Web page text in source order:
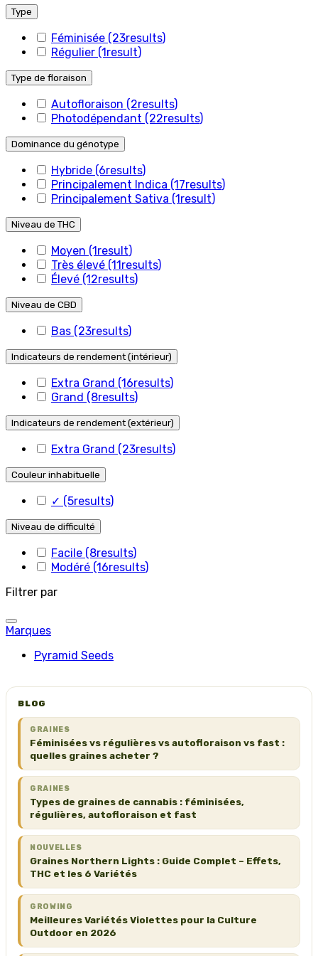
Type
Féminisée (23results)
Régulier (1 result)
Type de floraison
Autofloraison (2results)
Photodépendant (22results)
Dominance du génotype
Hybride (6results)
Principalement Indica (17results)
Principalement Sativa (1 result)
Niveau de THC
Moyen (1 result)
Très élevé (11 results)
Élevé (12results)
Niveau de CBD
Bas (23results)
Indicateurs de rendement (intérieur)
Extra Grand (16results)
Grand (8results)
Indicateurs de rendement (extérieur)
Extra Grand (23results)
Couleur inhabituelle
✓ (5results)
Niveau de difficulté
Facile (8results)
Modéré (16results)
Filtrer par
Marques
Pyramid Seeds
BLOG
GRAINES
Féminisées vs régulières vs autofloraison vs fast :
quelles graines acheter ?
GRAINES
Types de graines de cannabis : féminisées,
régulières, autofloraison et fast
NOUVELLES
Graines Northern Lights : Guide Complet – Effets,
THC et les 6 Variétés
GROWING
Meilleures Variétés Violettes pour la Culture
Outdoor en 2026